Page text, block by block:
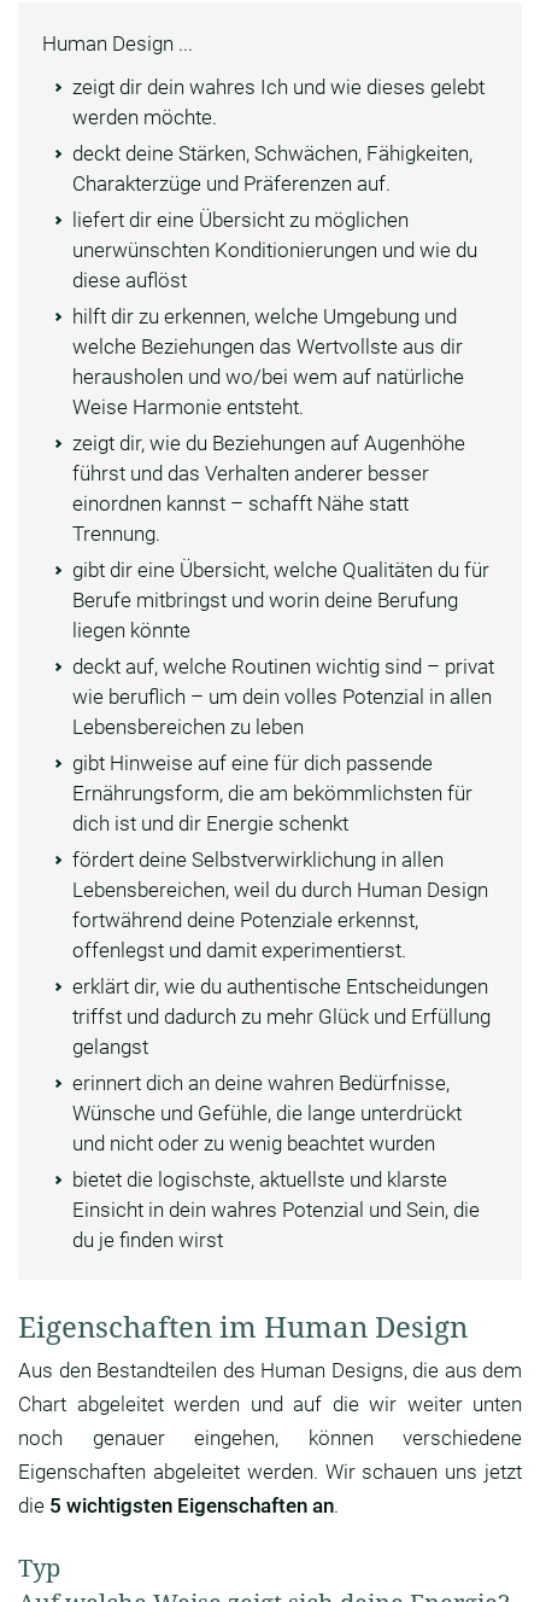
Human Design ...
zeigt dir dein wahres Ich und wie dieses gelebt
werden möchte.
deckt deine Stärken, Schwächen, Fähigkeiten,
Charakterzüge und Präferenzen auf.
liefert dir eine Übersicht zu möglichen
unerwünschten Konditionierungen und wie du
diese auflöst
hilft dir zu erkennen, welche Umgebung und
welche Beziehungen das Wertvollste aus dir
herausholen und wo/bei wem auf natürliche
Weise Harmonie entsteht.
zeigt dir, wie du Beziehungen auf Augenhöhe
führst und das Verhalten anderer besser
einordnen kannst – schafft Nähe statt
Trennung.
gibt dir eine Übersicht, welche Qualitäten du für
Berufe mitbringst und worin deine Berufung
liegen könnte
deckt auf, welche Routinen wichtig sind – privat
wie beruflich – um dein volles Potenzial in allen
Lebensbereichen zu leben
gibt Hinweise auf eine für dich passende
Ernährungsform, die am bekömmlichsten für
dich ist und dir Energie schenkt
fördert deine Selbstverwirklichung in allen
Lebensbereichen, weil du durch Human Design
fortwährend deine Potenziale erkennst,
offenlegst und damit experimentierst.
erklärt dir, wie du authentische Entscheidungen
triffst und dadurch zu mehr Glück und Erfüllung
gelangst
erinnert dich an deine wahren Bedürfnisse,
Wünsche und Gefühle, die lange unterdrückt
und nicht oder zu wenig beachtet wurden
bietet die logischste, aktuellste und klarste
Einsicht in dein wahres Potenzial und Sein, die
du je finden wirst
Eigenschaften im Human Design
Aus den Bestandteilen des Human Designs, die aus dem
Chart abgeleitet werden und auf die wir weiter unten
noch genauer eingehen, können verschiedene
Eigenschaften abgeleitet werden. Wir schauen uns jetzt
die 5 wichtigsten Eigenschaften an.
Typ